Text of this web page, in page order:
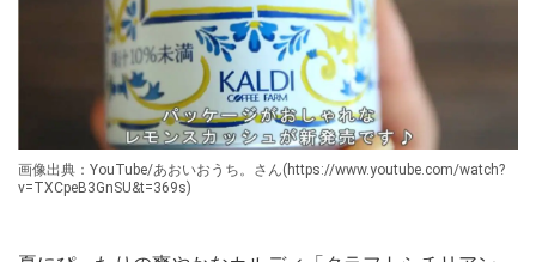
画像出典：YouTube/あおいおうち。さん(https://www.youtube.com/watch?
v=TXCpeB3GnSU&t=369s)